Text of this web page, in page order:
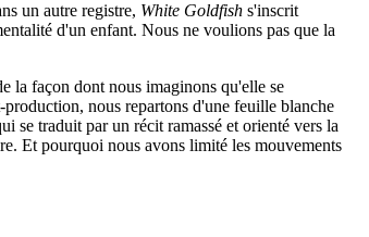
un autre registre, White Goldfish s'inscrit
d'un enfant. Nous ne voulions pas que la
la façon dont nous imaginons qu'elle se
nous repartons d'une feuille blanche
se traduit par un récit ramassé et orienté vers la
Et pourquoi nous avons limité les mouvements